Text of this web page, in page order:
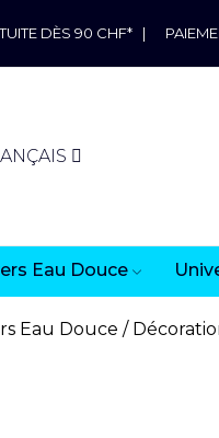
DÈS 90 CHF* |
Eau Douce
Eau Douce